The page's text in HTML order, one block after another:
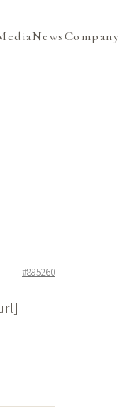
NewsCompany
#895260